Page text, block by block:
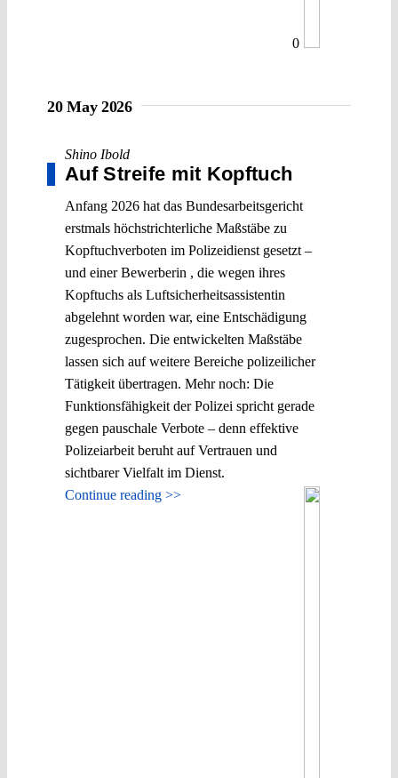
0
20 May 2026
Shino Ibold
Auf Streife mit Kopftuch
Anfang 2026 hat das Bundesarbeitsgericht
erstmals höchstrichterliche Maßstäbe zu
Kopftuchverboten im Polizeidienst gesetzt –
und einer Bewerberin , die wegen ihres
Kopftuchs als Luftsicherheitsassistentin
abgelehnt worden war, eine Entschädigung
zugesprochen. Die entwickelten Maßstäbe
lassen sich auf weitere Bereiche polizeilicher
Tätigkeit übertragen. Mehr noch: Die
Funktionsfähigkeit der Polizei spricht gerade
gegen pauschale Verbote – denn effektive
Polizeiarbeit beruht auf Vertrauen und
sichtbarer Vielfalt im Dienst.
Continue reading >>